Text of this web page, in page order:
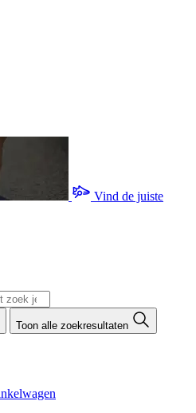
Vind de juiste
Toon alle zoekresultaten